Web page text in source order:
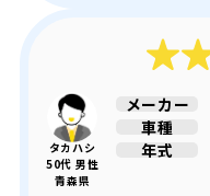
タカハシ
50代 男性
青森県
メーカー
車種
年式